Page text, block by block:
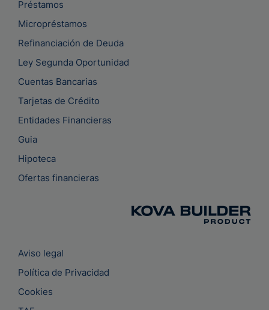
Préstamos
Micropréstamos
Refinanciación de Deuda
Ley Segunda Oportunidad
Cuentas Bancarias
Tarjetas de Crédito
Entidades Financieras
Guia
Hipoteca
Ofertas financieras
Aviso legal
Política de Privacidad
Cookies